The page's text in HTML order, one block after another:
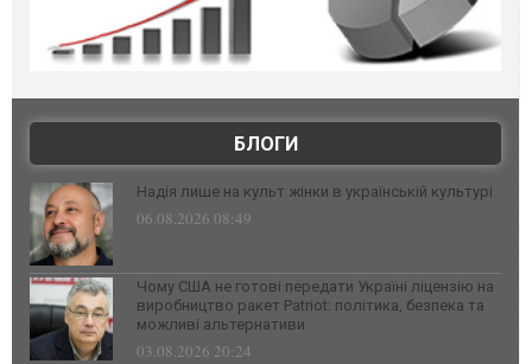
БЛОГИ
Надія лише на культ жінки в українській культурі
06.08.2026 08:49
Чому США не готові передати Україні ліцензію на
виробництво ракет Patriot: політика, безпека та
можливі альтернативи
03.08.2026 20:24